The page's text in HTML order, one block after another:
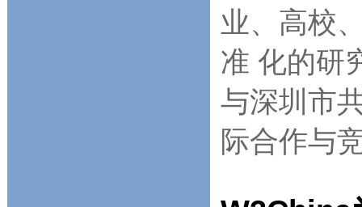
业、高校
准 化的研
与深圳市
际合作与